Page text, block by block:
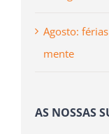
Agosto:
mente
AS NOSSAS